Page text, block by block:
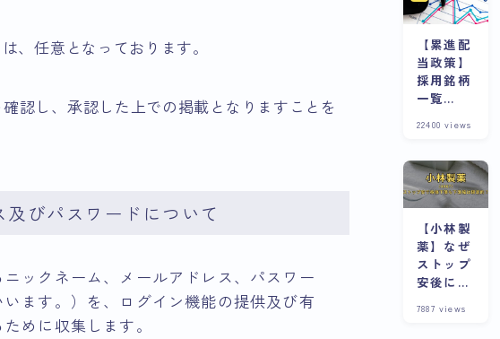
、任意となっております。
認し、承認した上での掲載となりますことを
びパスワードについて
ックネーム、メールアドレス、パスワー
ます。）を、ログイン機能の提供及び有
めに収集します。
【累進配
当政策】
採用銘柄
一覧
新
22400 views
【小林製
薬】なぜ
ストップ
安後に株
その背景
7887 views